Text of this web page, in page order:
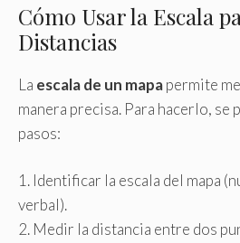
Cómo Usar la Escala
Distancias
La escala de un mapapermite
manera precisa. Para hacerlo, se
pasos:
1. Identificar la escala del mapa
verbal).
2. Medir la distancia entre dos